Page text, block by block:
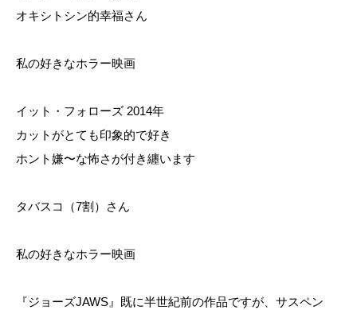
オキシトシン的幸福さん
私の好きなホラー映画
イット・フォローズ 2014年
カットがとても印象的で好き
ホント嫌〜な怖さが付き纏います
タバスコ（7割）さん
私の好きなホラー映画
『ジョーズJAWS』既に半世紀前の作品ですが、サスペン